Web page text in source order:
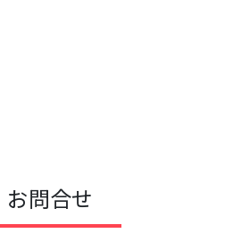
お問合せ